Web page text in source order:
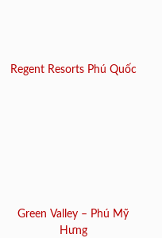
Regent Resorts Phú Quốc
Green Valley – Phú Mỹ
Hưng